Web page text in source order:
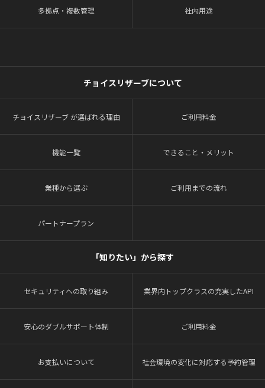
多拠点・複数管理 社内用途
チョイスリザーブについて
チョイスリザーブ が選ばれる理由 ご利用料金
機能一覧 できること・メリット
業種から選ぶ ご利用までの流れ
パートナープラン
「知りたい」から探す
セキュリティへの取り組み 業界内トップクラスの充実したAPI
安心のダブルサポート体制 ご利用料金
お支払いについて 社会環境の変化に対応する予約管理